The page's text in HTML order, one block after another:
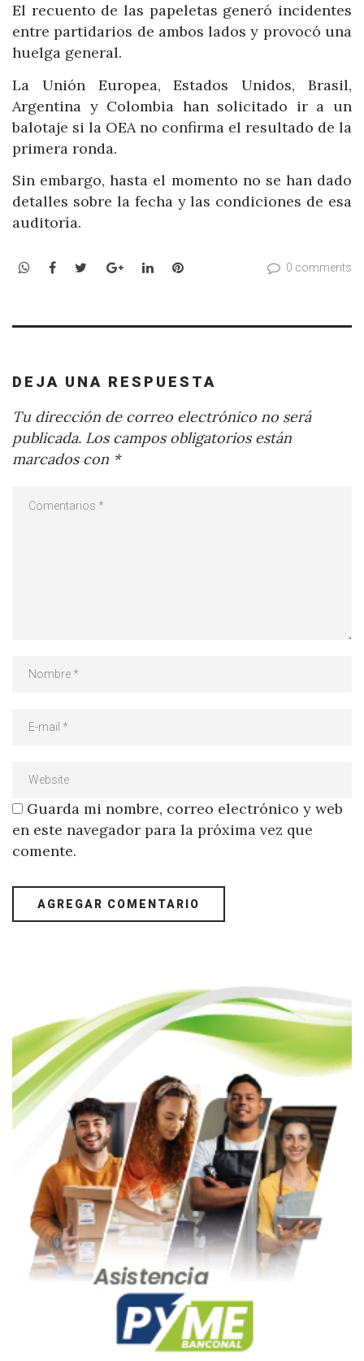
El recuento de las papeletas generó incidentes
entre partidarios de ambos lados y provocó una
huelga general.
La Unión Europea, Estados Unidos, Brasil,
Argentina y Colombia han solicitado ir a un
balotaje si la OEA no confirma el resultado de la
primera ronda.
Sin embargo, hasta el momento no se han dado
detalles sobre la fecha y las condiciones de esa
auditoría.
WhatsApp
Facebook
TwitterGoogle+LinkedInPinterest 0 comments
DEJA UNA RESPUESTA
Tu dirección de correo electrónico no será
publicada. Los campos obligatorios están
marcados con *
Guarda mi nombre, correo electrónico y web
en este navegador para la próxima vez que
comente.